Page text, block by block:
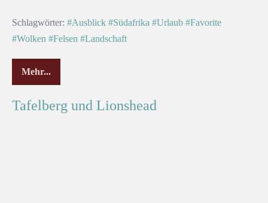
Schlagwörter: #Ausblick #Südafrika #Urlaub #Favorite
#Wolken #Felsen #Landschaft
Mehr...
Tafelberg und Lionshead